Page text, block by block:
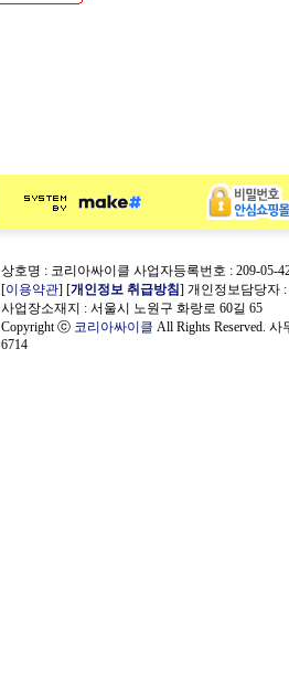
상호명 : 코리아싸이클 사업자등록번호 : 209-05-
[이용약관] [개인정보 취급방침] 개인정보담당자 :
사업장소재지 : 서울시 노원구 화랑로 60길 65
Copyright ⓒ 코리아싸이클 All Rights Reserved.
6714